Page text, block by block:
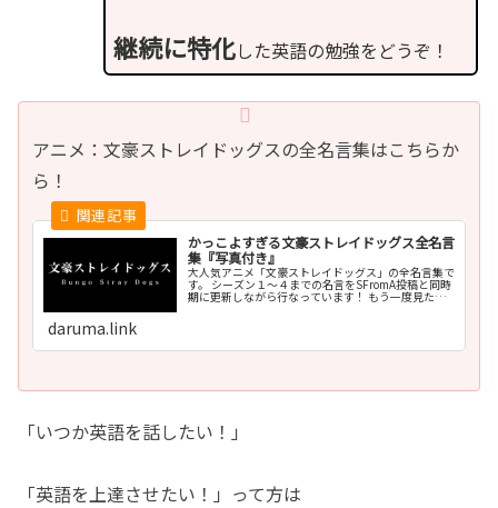
継続に特化した英語の勉強をどうぞ！
アニメ：文豪ストレイドッグスの全名言集はこちらか
ら！
かっこよすぎる文豪ストレイドッグス全名言
集『写真付き』
大人気アニメ「文豪ストレイドッグス」の全名言集で
す。 シーズン１〜４までの名言をSFromA投稿と同時
期に更新しながら行なっています！ もう一度見た
い！まだ見たことない人も、一緒に楽しみながら英語
daruma.link
「いつか英語を話したい！」
「英語を上達させたい！」って方は